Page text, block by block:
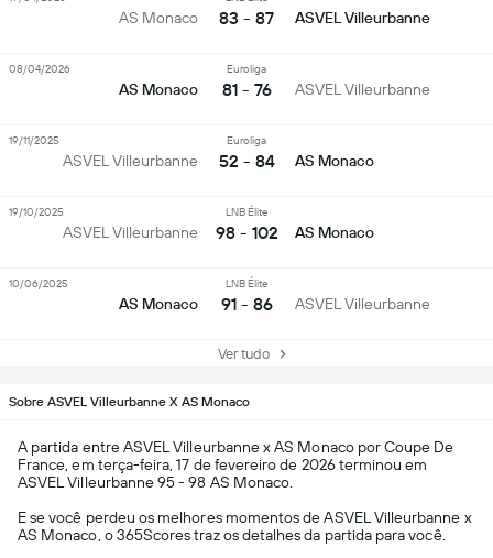
AS Monaco 83 - 87 ASVEL Villeurbanne
AS Monaco
Euroliga
81 - 76 ASVEL Villeurbanne
08/04/2026
ASVEL Villeurbanne
Euroliga
52 - 84 AS Monaco
19/11/2025
ASVEL Villeurbanne
LNB Élite
98 - 102 AS Monaco
19/10/2025
AS Monaco
LNB Élite
91 - 86 ASVEL Villeurbanne
10/06/2025
Ver tudo
Sobre ASVEL Villeurbanne X AS Monaco
A partida entre ASVEL Villeurbanne x AS Monaco por Coupe De
France, em terça-feira, 17 de fevereiro de 2026 terminou em
ASVEL Villeurbanne 95 - 98 AS Monaco.
E se você perdeu os melhores momentos de ASVEL Villeurbanne x
AS Monaco, o 365Scores traz os detalhes da partida para você.